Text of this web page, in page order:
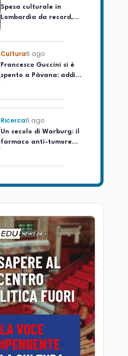
Lombardia da record,
ma la voragine Nord-
Cultura6 ago
Francesco Guccini si è
spento a Pàvana: addio
al Maestrone
Ricerca6 ago
Un secolo di Warburg: il
farmaco anti-tumore
che accende la glicolisi
Ricerca6 ago
reattori spenti
Scuola6 ago
Posizioni economiche
ATA: la matematica
degli arretrati fino a
4.150 euro
Cultura6 ago
Spesa culturale in
Lombardia da record,
ma la voragine Nord-
Sud triplica
Cultura6 ago
Francesco Guccini si è